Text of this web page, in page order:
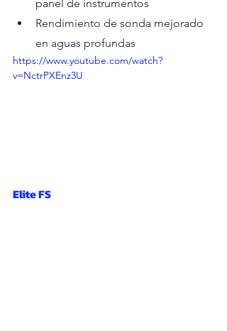
panel de instrumentos
Rendimiento de sonda mejorado
en aguas profundas
https://www.youtube.com/watch?
v=NctrPXEnz3U
Elite FS